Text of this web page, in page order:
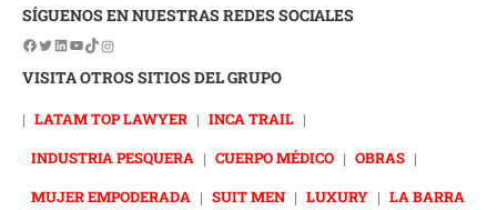
SÍGUENOS EN NUESTRAS REDES SOCIALES
VISITA OTROS SITIOS DEL GRUPO
| LATAM TOP LAWYER | INCA TRAIL |
INDUSTRIA PESQUERA | CUERPO MÉDICO | OBRAS |
MUJER EMPODERADA | SUIT MEN | LUXURY | LA BARRA